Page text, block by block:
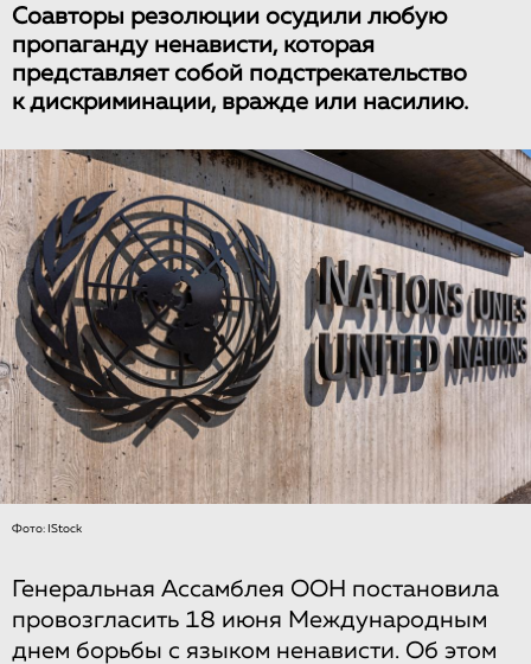
Соавторы резолюции осудили любую
пропаганду ненависти, которая
представляет собой подстрекательство
к дискриминации, вражде или насилию.
Фото: IStock
Генеральная Ассамблея ООН постановила
провозгласить 18 июня Международным
днем борьбы с языком ненависти. Об этом